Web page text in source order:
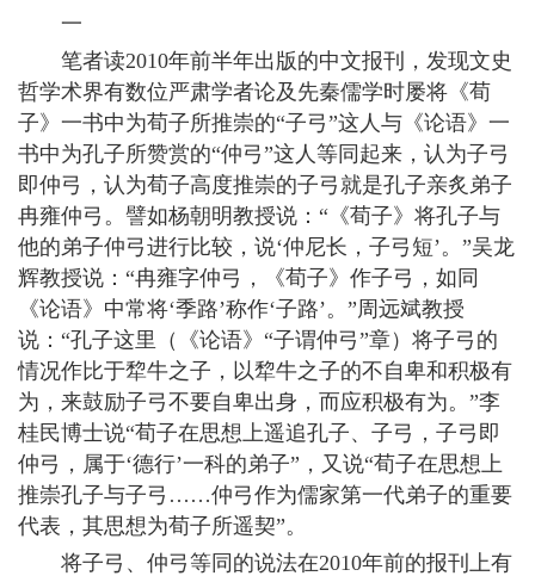
一
笔者读2010年前半年出版的中文报刊，发现文史
哲学术界有数位严肃学者论及先秦儒学时屡将《荀
子》一书中为荀子所推崇的“子弓”这人与《论语》一
书中为孔子所赞赏的“仲弓”这人等同起来，认为子弓
即仲弓，认为荀子高度推崇的子弓就是孔子亲炙弟子
冉雍仲弓。譬如杨朝明教授说：“《荀子》将孔子与
他的弟子仲弓进行比较，说‘仲尼长，子弓短’。”吴龙
辉教授说：“冉雍字仲弓，《荀子》作子弓，如同
《论语》中常将‘季路’称作‘子路’。”周远斌教授
说：“孔子这里（《论语》“子谓仲弓”章）将子弓的
情况作比于犂牛之子，以犂牛之子的不自卑和积极有
为，来鼓励子弓不要自卑出身，而应积极有为。”李
桂民博士说“荀子在思想上遥追孔子、子弓，子弓即
仲弓，属于‘德行’一科的弟子”，又说“荀子在思想上
推崇孔子与子弓……仲弓作为儒家第一代弟子的重要
代表，其思想为荀子所遥契”。
将子弓、仲弓等同的说法在2010年前的报刊上有